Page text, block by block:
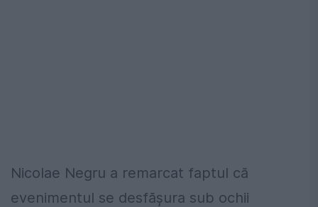
Nicolae Negru a remarcat faptul că
evenimentul se desfășura sub ochii